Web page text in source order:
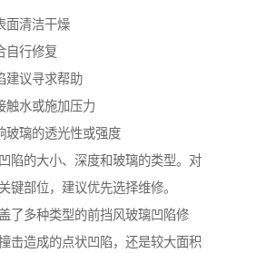
面清洁干燥
自行修复
建议寻求帮助
触水或施加压力
玻璃的透光性或强度
陷的大小、深度和玻璃的类型。对
键部位，建议优先选择维修。
了多种类型的前挡风玻璃凹陷修
击造成的点状凹陷，还是较大面积